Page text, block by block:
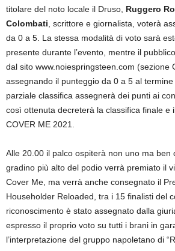
titolare del noto locale il Druso, Ruggero
Colombati , scrittore e giornalista, voterà
da 0 a 5. La stessa modalità di voto sarà
presente durante lʼevento, mentre il
dal sito www.noiespringsteen.com (sezione
assegnando il punteggio da 0 a 5 al
parziale classifica assegnerà dei punti ai
così ottenuta decreterà la classifica finale e
COVER ME 2021.
Alle 20.00 il palco ospiterà non uno ma ben
gradino più alto del podio verrà premiato il
Cover Me, ma verrà anche consegnato il
Householder Reloaded, tra i 15 finalisti del
riconoscimento è stato assegnato dalla
espresso il proprio voto su tutti i brani in
l’interpretazione del gruppo napoletano di